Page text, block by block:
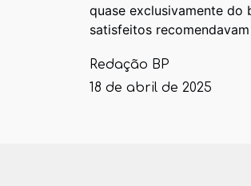
quase exclusivamente do
satisfeitos
Redação BP
18 de abril de 2025